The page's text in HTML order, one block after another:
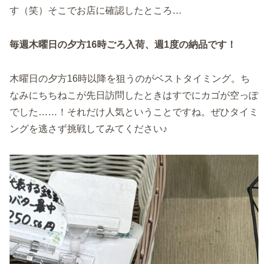
す（笑）そこでお店に確認したところ…
毎週木曜日の夕方16時ごろ入荷、週1度の納品です！
木曜日の夕方16時以降を狙うのがベストタイミング。ち
なみにちちねこが先日訪問したときはすでにカゴが空っぽ
でした……！それだけ人気ということですね。ぜひタイミ
ングを逃さず挑戦してみてください♪